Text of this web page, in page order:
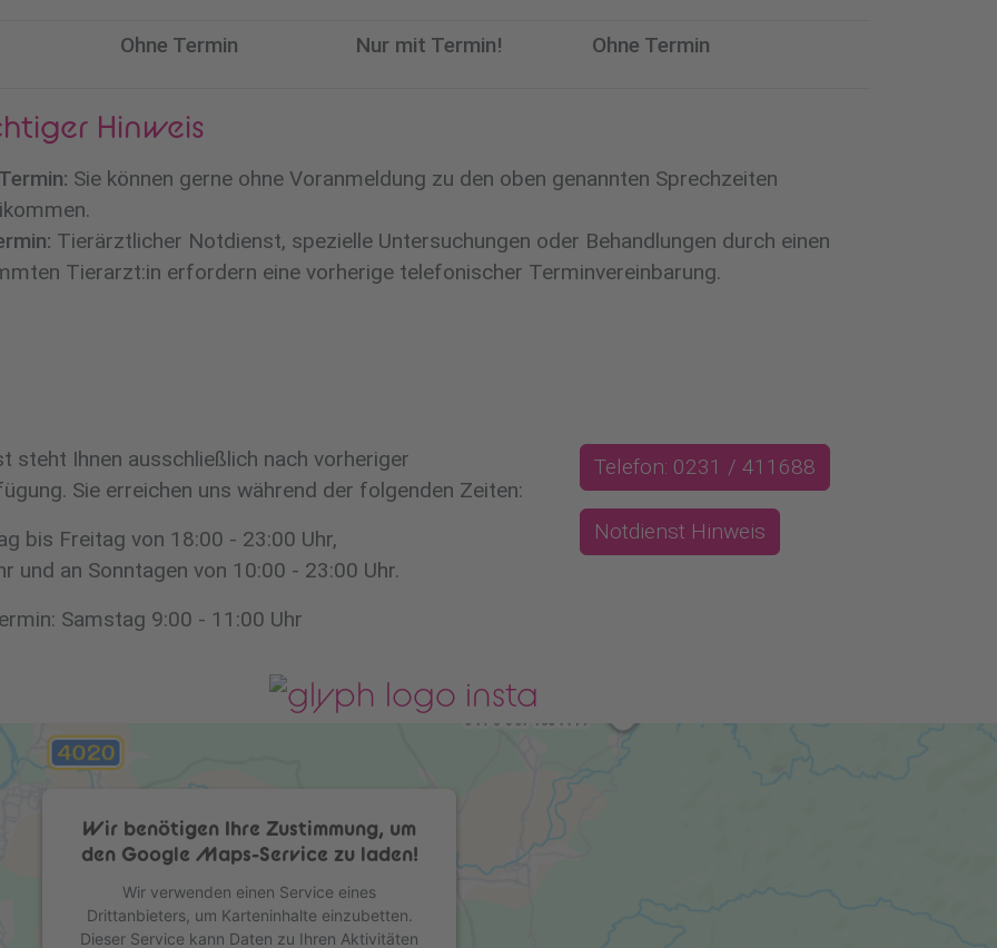
Ohne Termin Nur mit Termin! Ohne Termin
Hinweis
Sie können gerne ohne Voranmeldung zu den oben genannten Sprechzeiten
Tierärztlicher Notdienst, spezielle Untersuchungen oder Behandlungen durch einen
Tierarzt:in erfordern eine vorherige telefonischer Terminvereinbarung.
steht Ihnen ausschließlich nach vorheriger
Sie erreichen uns während der folgenden Zeiten:
bis Freitag von 18:00 - 23:00 Uhr,
und an Sonntagen von 10:00 - 23:00 Uhr.
Samstag 9:00 - 11:00 Uhr
Telefon: 0231 / 411688
Notdienst Hinweis
Wir benötigen Ihre Zustimmung, um
den Google Maps-Service zu laden!
Wir verwenden einen Service eines
Drittanbieters, um Karteninhalte einzubetten.
Dieser Service kann Daten zu Ihren Aktivitäten